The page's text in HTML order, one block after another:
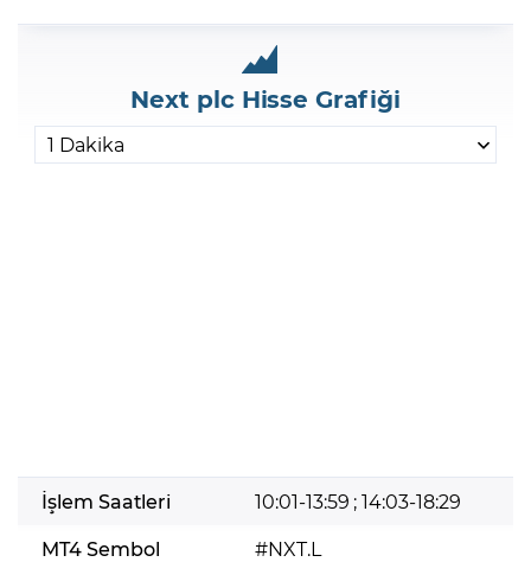
Next plc Hisse Grafiği
İşlem Saatleri
10:01-13:59 ; 14:03-18:29
MT4 Sembol
#NXT.L